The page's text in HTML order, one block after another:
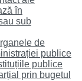
în
sub
de
publice
publice
prin bugetul